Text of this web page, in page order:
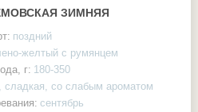
ЗИМНЯЯ
поздний
желтый с румянцем
г: 180-350
сладкая, со слабым ароматом
сентябрь